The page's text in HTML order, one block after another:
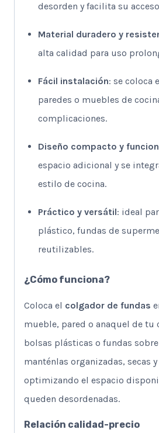
desorden y facilita su
Material duradero y
alta calidad para uso
Fácil instalación: se coloca
paredes o muebles de
complicaciones.
Diseño compacto y
espacio adicional y se
estilo de cocina.
Práctico y versátil: ideal
plástico, fundas de
reutilizables.
¿Cómo funciona?
Coloca el colgador de fundas
mueble, pared o anaquel de tu
bolsas plásticas o fundas
manténlas organizadas, secas
optimizando el espacio
queden desordenadas.
Relación calidad-precio